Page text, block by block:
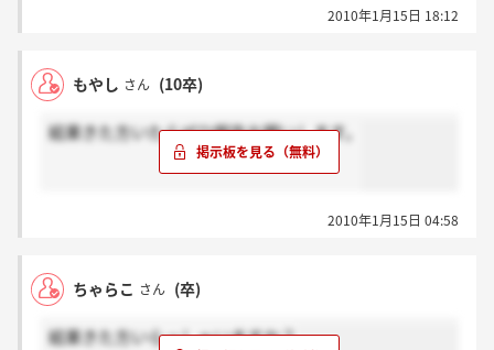
2010年1月15日 18:12
もやし さん (10卒)
結果きた方いたらぜひ報告お願いします。
2010年1月15日 04:58
ちゃらこ さん (卒)
結果きた方いらっしゃいますか？